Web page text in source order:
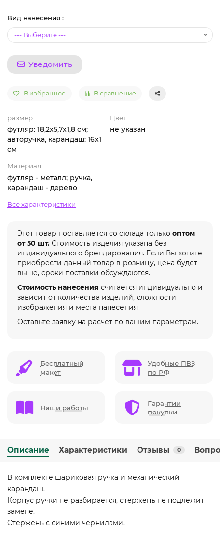
Вид нанесения :
Уведомить
В избранное В сравнение
размер
футляр: 18,2х5,7х1,8 см;
авторучка, карандаш: 16х1
см
Цвет
не указан
Материал
футляр - металл; ручка,
карандаш - дерево
Все характеристики
Этот товар поставляется со склада только оптом
от 50 шт. Стоимость изделия указана без
индивидуального брендирования. Если Вы хотите
приобрести данный товар в розницу, цена будет
выше, сроки поставки обсуждаются.
Стоимость нанесения считается индивидуально и
зависит от количества изделий, сложности
изображения и места нанесения
Оставьте заявку на расчет по вашим параметрам.
Бесплатный
макет
Удобные ПВЗ
по РФ
Наши работы
Гарантии
покупки
Описание Характеристики Отзывы 0
В комплекте шариковая ручка и механический
карандаш.
Корпус ручки не разбирается, стержень не подлежит
замене.
Стержень с синими чернилами.